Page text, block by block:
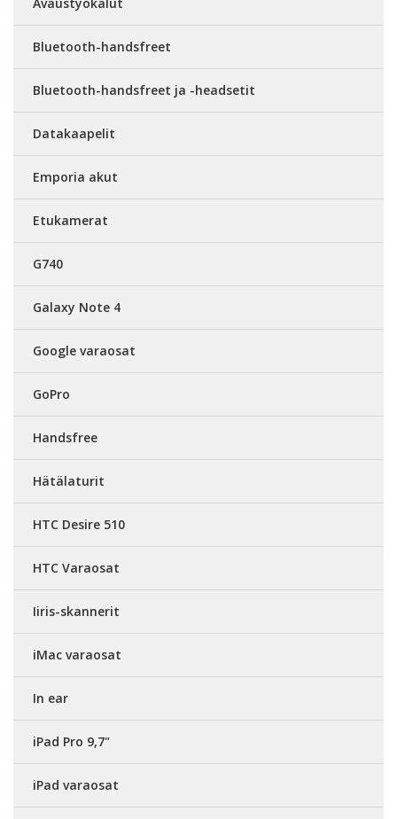
Avaustyökalut
Bluetooth-handsfreet
Bluetooth-handsfreet ja -headsetit
Datakaapelit
Emporia akut
Etukamerat
G740
Galaxy Note 4
Google varaosat
GoPro
Handsfree
Hätälaturit
HTC Desire 510
HTC Varaosat
Iiris-skannerit
iMac varaosat
In ear
iPad Pro 9,7"
iPad varaosat